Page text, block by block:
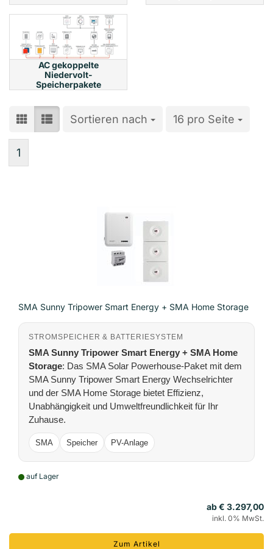
AC gekoppelte
Niedervolt-
Speicherpakete
Sortieren nach
Sortieren nach 16 pro Seite
pro Seite
1
SMA Sunny Tripower Smart Energy + SMA Home Storage
STROMSPEICHER & BATTERIESYSTEM
SMA Sunny Tripower Smart Energy + SMA Home
Storage: Das SMA Solar Powerhouse-Paket mit dem
SMA Sunny Tripower Smart Energy Wechselrichter
und der SMA Home Storage bietet Effizienz,
Unabhängigkeit und Umweltfreundlichkeit für Ihr
Zuhause.
SMA Speicher PV-Anlage
auf Lager
ab € 3.297,00
inkl. 0% MwSt.
Zum Artikel